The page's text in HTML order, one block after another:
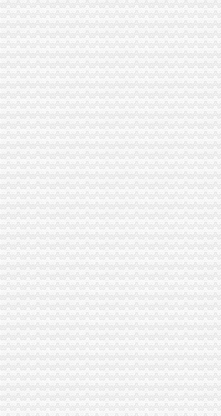
九龙坡局渝中区工商代办五项措施加干部队伍建设
江北局以求真务实的渝中区工商代办态度做好纪检监察工作
经开区、南岸局联合开通“走近企业、走近消费者”渝中区代办公司直通车
云局六措并举落实市渝中区代办营业执照局食品安全监管工作会精
九龙坡局认真开展移动电话机市渝中区工商代办场秩序专项整
璧山县隆重举行3.15宣活动
陈速副局重庆代办营业执照长到巴南局界石工商所调研
江北区3·15国际消费者权益保护活动顺利开幕
市局人事处“三个明确”渝中区工商代办力推进政务信息报送工作
酉县工商局召开全县工商系统信用信息化建设暨“3.30”渝中区工商代办任务动员
周朝东局渝中区工商代办长专门就巴南局花溪工商所圆满解决一消费者申诉作
沙区分局突出三个重点认真落实全市重庆代办公司信用信息化建设工作会议精
国家工商总局个体司在市渝中区代办营业执照局召开专题调研会
巫山局渝中区工商代办三管齐下多渠道维护消费者合法权益